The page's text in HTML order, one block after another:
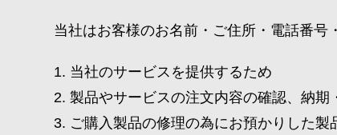
当社はお客様のお名前・ご住所・電話番号
当社のサービスを提供するため
製品やサービスの注文内容の確認、納
ご購入製品の修理の為にお預かりした製